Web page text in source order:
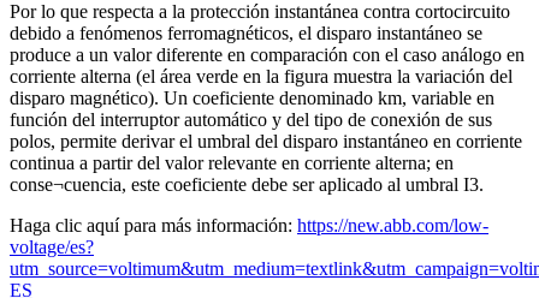
Por lo que respecta a la protección instantánea contra cortocircuito
debido a fenómenos ferromagnéticos, el disparo instantáneo se
produce a un valor diferente en comparación con el caso análogo en
corriente alterna (el área verde en la figura muestra la variación del
disparo magnético). Un coeficiente denominado km, variable en
función del interruptor automático y del tipo de conexión de sus
polos, permite derivar el umbral del disparo instantáneo en corriente
continua a partir del valor relevante en corriente alterna; en
conse¬cuencia, este coeficiente debe ser aplicado al umbral I3.
Haga clic aquí para más información: https://new.abb.com/low-
voltage/es?
ES